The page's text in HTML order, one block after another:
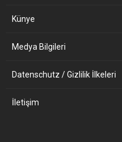
Künye
Medya Bilgileri
Datenschutz / Gizlilik İlkeleri
İletişim